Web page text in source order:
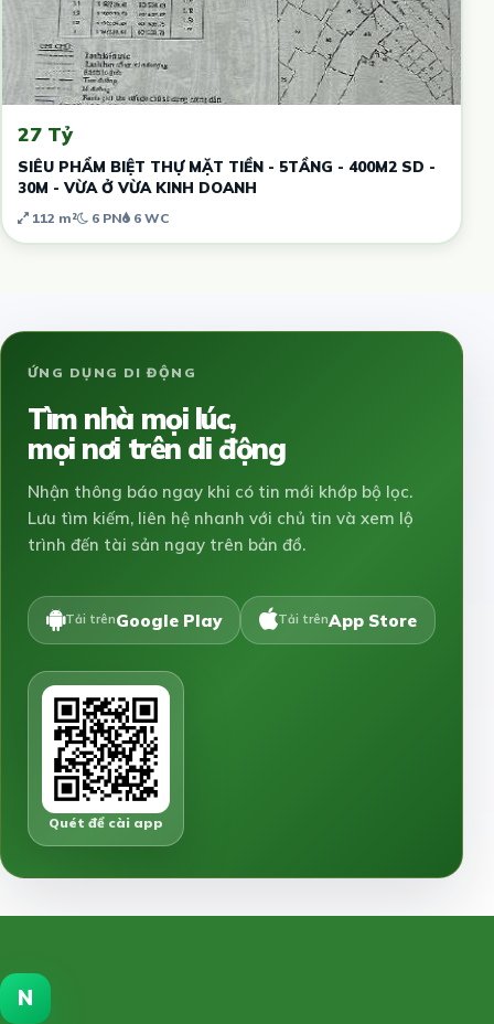
27 Tỷ
SIÊU PHẨM BIỆT THỰ MẶT TIỀN - 5TẦNG - 400M2 SD -
30M - VỪA Ở VỪA KINH DOANH
112 m² 6 PN 6 WC
ỨNG DỤNG DI ĐỘNG
Tìm nhà mọi lúc,
mọi nơi trên di động
Nhận thông báo ngay khi có tin mới khớp bộ lọc.
Lưu tìm kiếm, liên hệ nhanh với chủ tin và xem lộ
trình đến tài sản ngay trên bản đồ.
Tải trênGoogle Play Tải trênApp Store
Quét để cài app
N